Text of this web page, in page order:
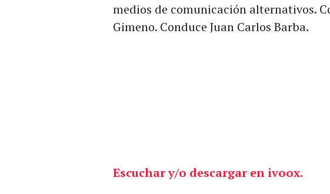
medios de comunicación alternativos.
Gimeno. Conduce Juan Carlos Barba.
Escuchar y/o descargar en ivoox.